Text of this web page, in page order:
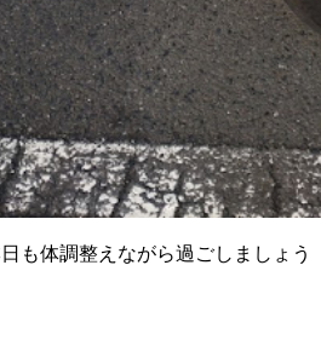
も体調整えながら過ごしましょう